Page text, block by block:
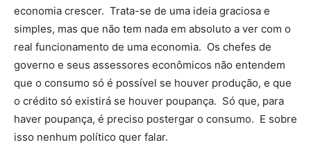
economia crescer. Trata-se de uma ideia graciosa e
simples, mas que não tem nada em absoluto a ver com o
real funcionamento de uma economia. Os chefes de
governo e seus assessores econômicos não entendem
que o consumo só é possível se houver produção, e que
o crédito só existirá se houver poupança. Só que, para
haver poupança, é preciso postergar o consumo. E sobre
isso nenhum político quer falar.